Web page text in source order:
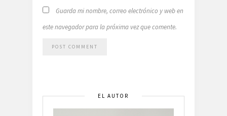
Guarda mi nombre, correo electrónico y web en
este navegador para la próxima vez que comente.
EL AUTOR